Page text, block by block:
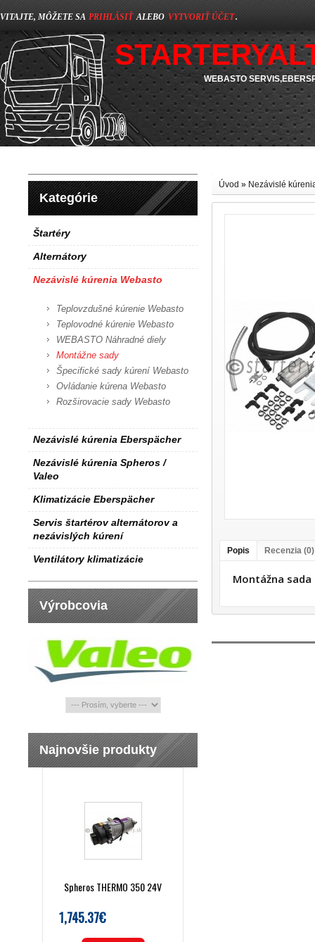
VITAJTE, MÔŽETE SA PRIHLÁSIŤ ALEBO VYTVORIŤ ÚČET.
WEBASTO
Kategórie
Štartéry
Alternátory
Nezávislé kúrenia Webasto
Teplovzdušné kúrenie Webasto
Teplovodné kúrenie Webasto
WEBASTO Náhradné diely
Montážne sady
Špecifické sady kúrení Webasto
Ovládanie kúrena Webasto
Rozširovacie sady Webasto
Nezávislé kúrenia Eberspächer
Nezávislé kúrenia Spheros /
Valeo
Klimatizácie Eberspächer
Servis štartérov alternátorov a
nezávislých kúrení
Ventilátory klimatizácie
Výrobcovia
Najnovšie produkty
Spheros THERMO 350 24V
1,745.37€
Úvod » Nezávislé
Popis Recenzia (0)
Montážna